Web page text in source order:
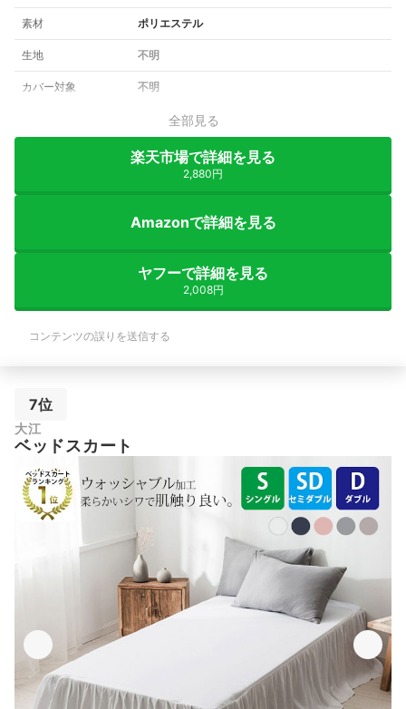
素材 ポリエステル
生地 不明
カバー対象 不明
全部見る
楽天市場で詳細を見る
2,880円
Amazonで詳細を見る
ヤフーで詳細を見る
2,008円
コンテンツの誤りを送信する
7位
大江
ベッドスカート